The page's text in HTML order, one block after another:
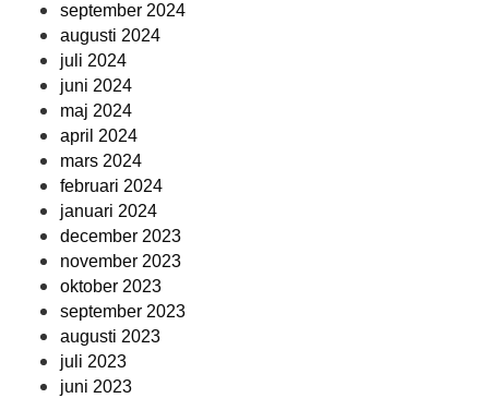
september 2024
augusti 2024
juli 2024
juni 2024
maj 2024
april 2024
mars 2024
februari 2024
januari 2024
december 2023
november 2023
oktober 2023
september 2023
augusti 2023
juli 2023
juni 2023